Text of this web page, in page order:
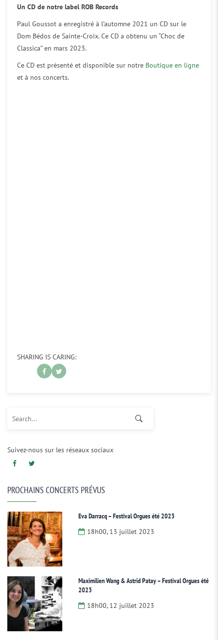
Un CD de notre label ROB Records
Paul Goussot a enregistré à l’automne 2021 un CD sur le
Dom Bédos de Sainte-Croix. Ce CD a obtenu un “Choc de
Classica” en mars 2023.
Ce CD est présenté et disponible sur notre Boutique en ligne
et à nos concerts.
SHARING IS CARING:
Suivez-nous sur les réseaux sociaux
PROCHAINS CONCERTS PRÉVUS
Eva Darracq – Festival Orgues été 2023
18h00, 13 juillet 2023
Maximilien Wang & Astrid Patay – Festival Orgues été
2023
18h00, 12 juillet 2023